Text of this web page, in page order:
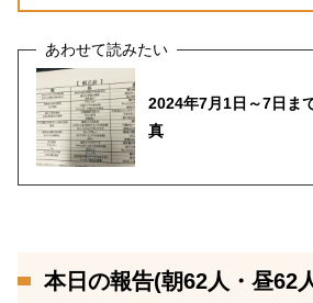
2024年7月1日～7日ま
真
本日の報告(朝62人・昼62